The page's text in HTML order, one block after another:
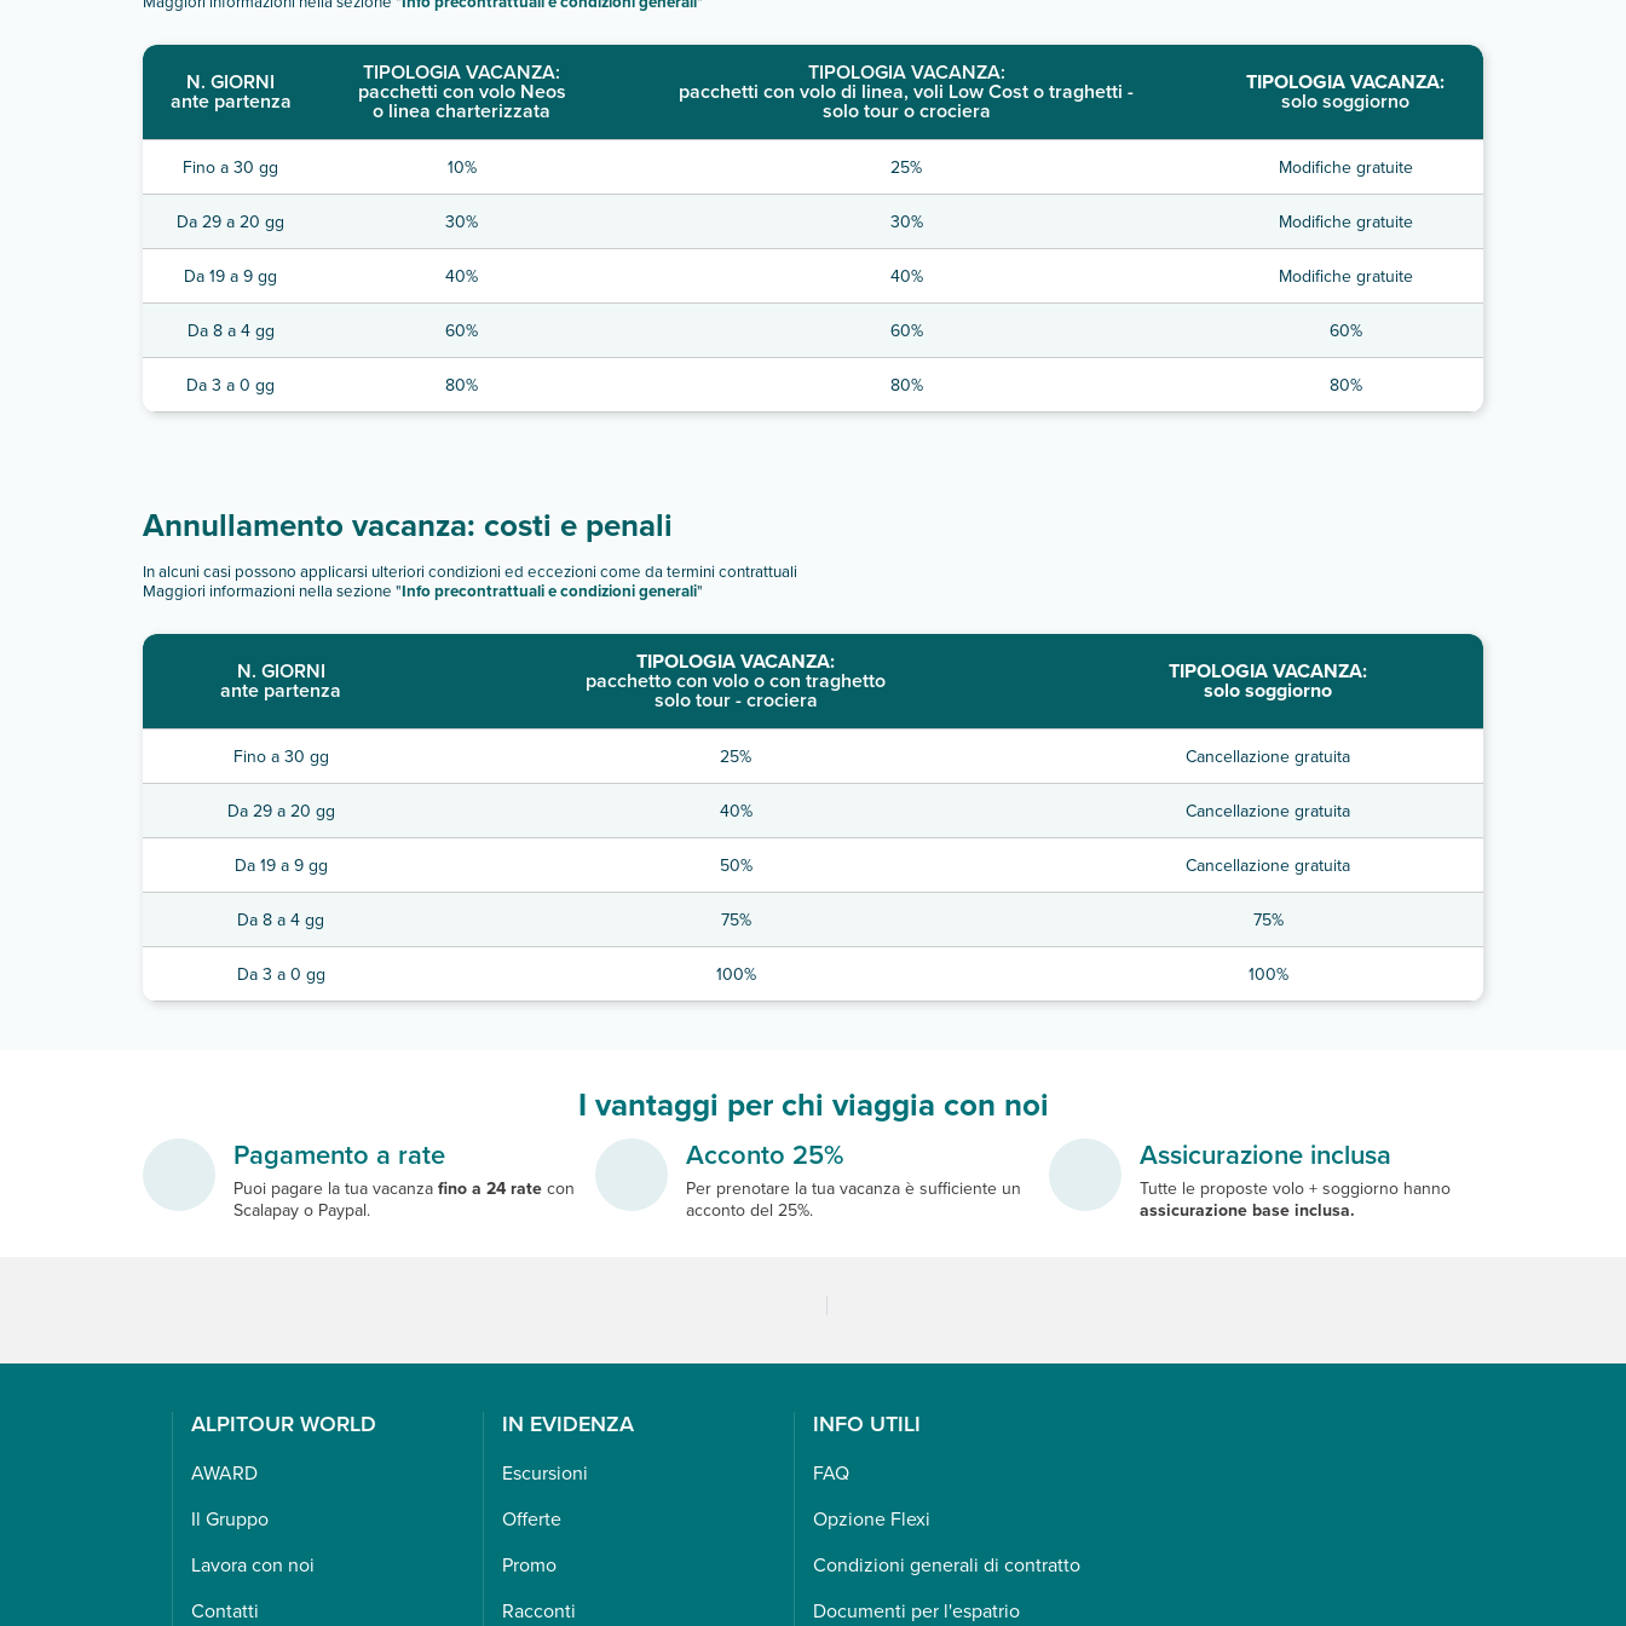
N. GIORNI
ante partenza
TIPOLOGIA VACANZA:
pacchetti con volo Neos
o linea charterizzata
TIPOLOGIA VACANZA:
pacchetti con volo di linea, voli Low Cost o traghetti -
solo tour o crociera
TIPOLOGIA VACANZA:
solo soggiorno
Fino a 30 gg 10% 25% Modifiche gratuite
Da 29 a 20 gg 30% 30% Modifiche gratuite
Da 19 a 9 gg 40% 40% Modifiche gratuite
Da 8 a 4 gg 60% 60% 60%
Da 3 a 0 gg 80% 80% 80%
Annullamento vacanza: costi e penali
In alcuni casi possono applicarsi ulteriori condizioni ed eccezioni come da termini contrattuali
Maggiori informazioni nella sezione "Info precontrattuali e condizioni generali"
N. GIORNI
ante partenza
TIPOLOGIA VACANZA:
pacchetto con volo o con traghetto
solo tour - crociera
TIPOLOGIA VACANZA:
solo soggiorno
Fino a 30 gg 25% Cancellazione gratuita
Da 29 a 20 gg 40% Cancellazione gratuita
Da 19 a 9 gg 50% Cancellazione gratuita
Da 8 a 4 gg 75% 75%
Da 3 a 0 gg 100% 100%
I vantaggi per chi viaggia con noi
Pagamento a rate
Puoi pagare la tua vacanza fino a 24 rate con
Scalapay o Paypal.
Acconto 25%
Per prenotare la tua vacanza è sufficiente un
acconto del 25%.
Assicurazione inclusa
Tutte le proposte volo + soggiorno hanno
assicurazione base inclusa.
ALPITOUR WORLD
AWARD
Il Gruppo
Lavora con noi
Contatti
IN EVIDENZA
Escursioni
Offerte
Promo
Racconti
INFO UTILI
FAQ
Opzione Flexi
Condizioni generali di contratto
Documenti per l'espatrio